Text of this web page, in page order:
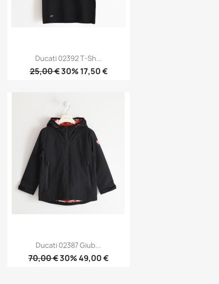
Ducati 02392 T-Sh...
25,00 €30% 17,50 €
Ducati 02387 Giub...
70,00 €30% 49,00 €